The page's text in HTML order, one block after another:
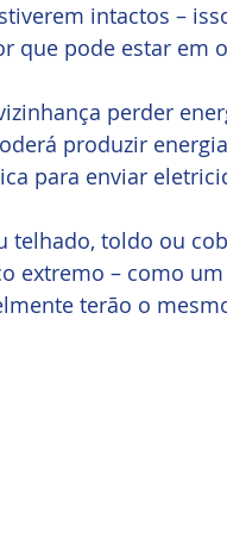
intactos –
que pode estar em
perder
produzir
para enviar
telhado, toldo ou
extremo – como
terão o